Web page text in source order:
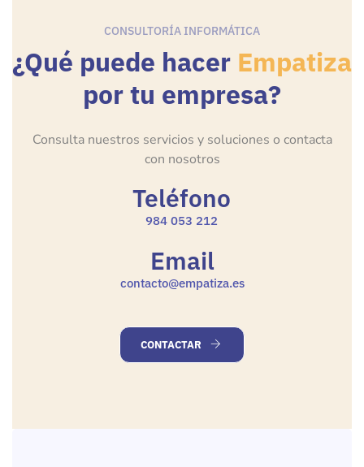
CONSULTORÍA INFORMÁTICA
¿Qué puede hacer Empatiza
por tu empresa?
Consulta nuestros servicios y soluciones o contacta
con nosotros
Teléfono
984 053 212
Email
contacto@empatiza.es
CONTACTAR